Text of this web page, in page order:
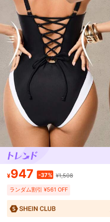
¥947 -37% ¥1,508
ランダム割引 ¥561 OFF